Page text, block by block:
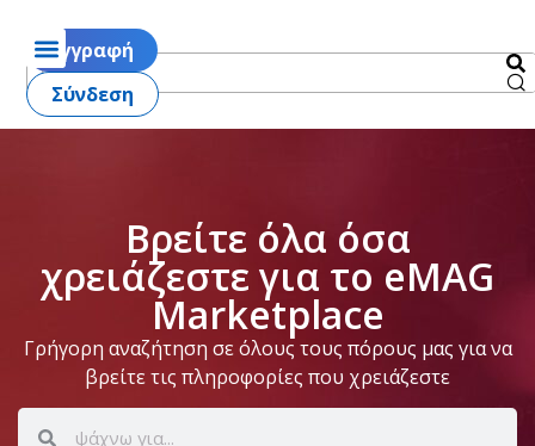
Εγγραφή
Σύνδεση
Βρείτε όλα όσα
χρειάζεστε για το eMAG
Marketplace
Γρήγορη αναζήτηση σε όλους τους πόρους μας για να
βρείτε τις πληροφορίες που χρειάζεστε